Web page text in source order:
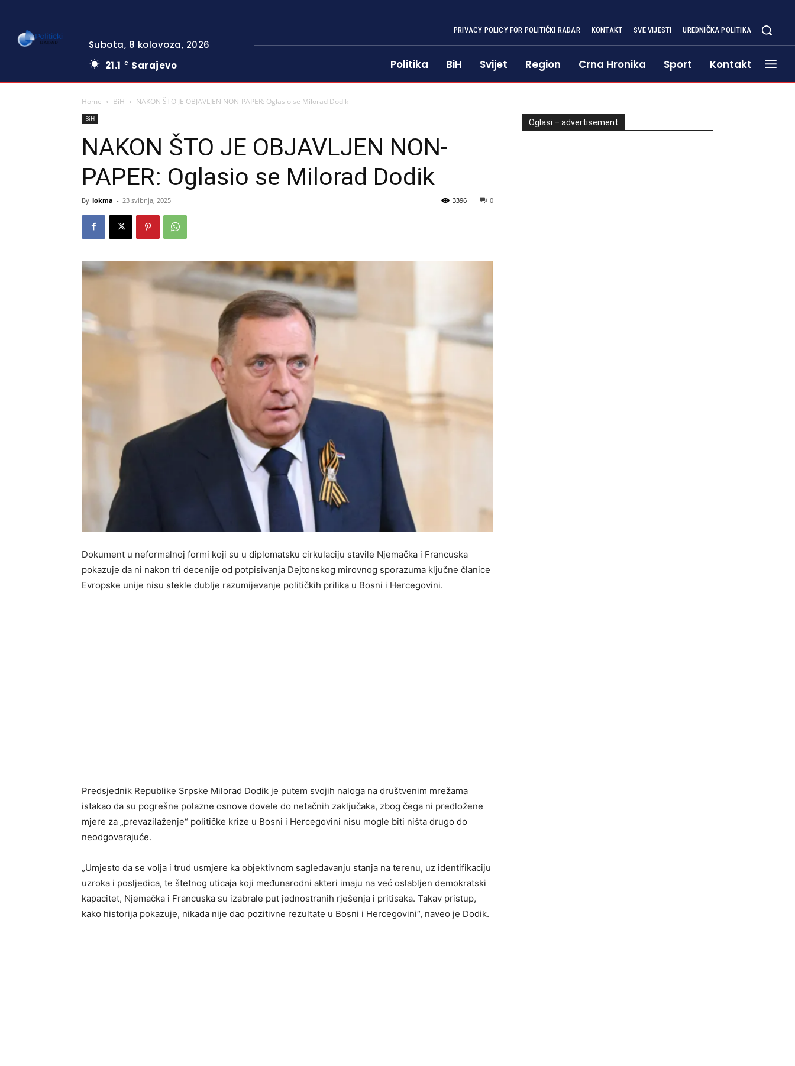
Subota, 8 kolovoza, 2026
21.1
C Sarajevo
PRIVACY POLICY FOR POLITIČKI RADAR KONTAKT SVE VIJESTI UREDNIČKA POLITIKA
Politika BiH Svijet Region Crna Hronika Sport Kontakt
Home BiH NAKON ŠTO JE OBJAVLJEN NON-PAPER: Oglasio se Milorad Dodik
BiH
NAKON ŠTO JE OBJAVLJEN NON-
PAPER: Oglasio se Milorad Dodik
By lokma - 23 svibnja, 2025 0
3396
Dokument u neformalnoj formi koji su u diplomatsku cirkulaciju stavile Njemačka i Francuska
pokazuje da ni nakon tri decenije od potpisivanja Dejtonskog mirovnog sporazuma ključne članice
Evropske unije nisu stekle dublje razumijevanje političkih prilika u Bosni i Hercegovini.
Predsjednik Republike Srpske Milorad Dodik je putem svojih naloga na društvenim mrežama
istakao da su pogrešne polazne osnove dovele do netačnih zaključaka, zbog čega ni predložene
mjere za „prevazilaženje“ političke krize u Bosni i Hercegovini nisu mogle biti ništa drugo do
neodgovarajuće.
„Umjesto da se volja i trud usmjere ka objektivnom sagledavanju stanja na terenu, uz identifikaciju
uzroka i posljedica, te štetnog uticaja koji međunarodni akteri imaju na već oslabljen demokratski
kapacitet, Njemačka i Francuska su izabrale put jednostranih rješenja i pritisaka. Takav pristup,
kako historija pokazuje, nikada nije dao pozitivne rezultate u Bosni i Hercegovini“, naveo je Dodik.
Oglasi – advertisement